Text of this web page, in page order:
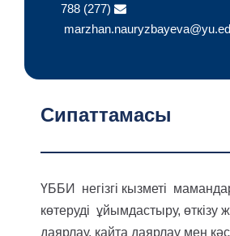
788 (277)
Сипаттамасы
ҮББИ негізгі кызметі
көтеруді ұйымдастыру, өткізу
даярлау, кайта даярлау мен